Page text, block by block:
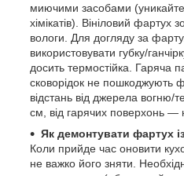
миючими засобами (уникайте
хімікатів). Вініловий фартух
вологи. Для догляду за
використовувати губку/
досить термостійка. Гаряча
сковорідок не пошкоджують
відстань від джерела
см, від гарячих поверхонь
Як демонтувати фартух
Коли прийде час оновити
не важко його зняти.